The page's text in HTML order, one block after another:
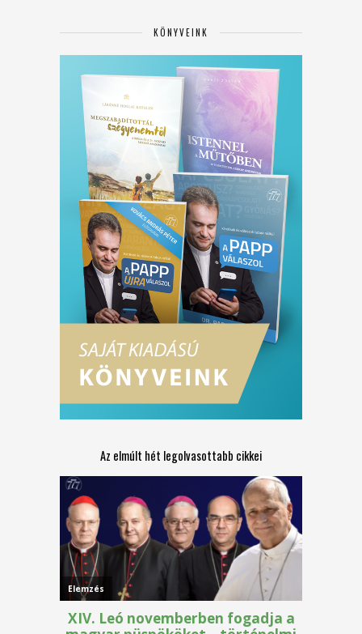
KÖNYVEINK
Az elmúlt hét legolvasottabb cikkei